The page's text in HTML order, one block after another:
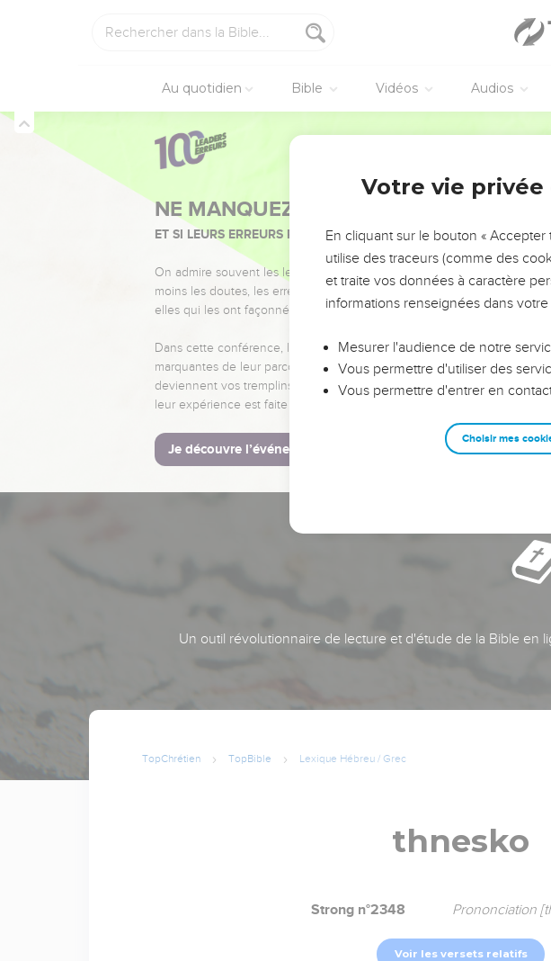
Au quotidien Bible Vidéos Audios
NE MANQUEZ PAS L’ÉVÉNEMENT DE
ET SI LEURS ERREURS POUVAIENT VOUS ÉVITER LES VOTRES ?
On admire souvent les leaders pour leurs réussites, leur impact, leur foi
moins les doutes, les erreurs et les saisons difficiles qu'ils ont traversés,
elles qui les ont façonnés.
Dans cette conférence, leaders, entrepreneurs, et responsables
marquantes de leur parcours et les clés pour avancer avec plus de
deviennent vos tremplins. Que vous guidiez un ministère, une équipe,
leur expérience est faite pour vous.
Je découvre l’événement
Un outil révolutionnaire de lecture et d'étude de la Bible en
TopChrétien TopBible Lexique Hébreu / Grec
thnesko
Strong n°2348 Prononciation
Voir les versets relatifs
Votre vie
En cliquant sur le bouton «
utilise des traceurs (comme des
et traite vos données à caractère
informations renseignées dans
Mesurer l'audience de notre
Vous permettre d'utiliser des
Vous permettre d'entrer en
Choisir mes